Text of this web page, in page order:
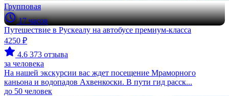
Групповая
17 часов
Путешествие в Рускеалу на автобусе премиум-класса
4250 ₽
4.6 373 отзыва
за человека
На нашей экскурсии вас ждет посещение Мраморного
каньона и водопадов Ахвенкоски. В пути гид расск...
до 50 человек